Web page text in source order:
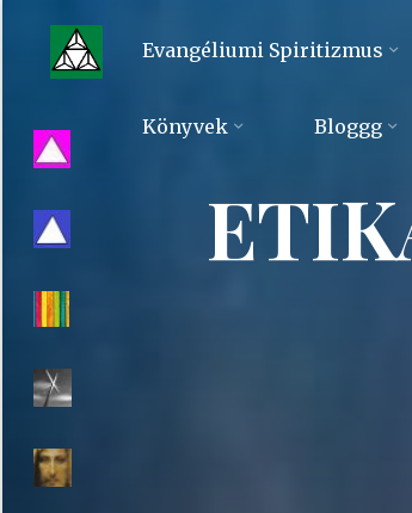
content
Evangéliumi
Evangéliumi Spiritizmus
Könyvek Bloggg